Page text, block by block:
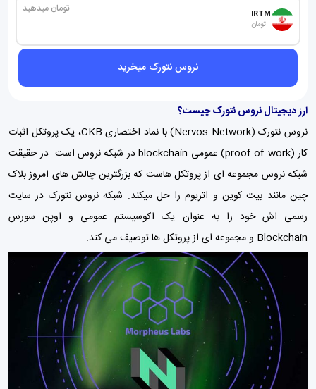
IRTM
تومان
تومان میدهید
نروس نتورک میخرید
ارز دیجیتال نروس نتورک چیست؟
نروس نتورک (Nervos Network) با نماد اختصاری CKB، یک پروتکل اثبات
کار (proof of work) عمومی blockchain در شبکه نروس است. در حقیقت
شبکه نروس مجموعه ای از پروتکل هاست که بزرگترین چالش های امروز بلاک
چین مانند بیت کوینو اتریومرا حل میکند. شبکه نروس نتورک در سایت
رسمی اش خود را به عنوان یک اکوسیستم عمومی و اوپن سورس
Blockchain و مجموعه ای از پروتکل ها توصیف می کند.